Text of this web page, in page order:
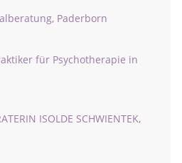
Paderborn
für Psychotherapie in
ISOLDE SCHWIENTEK,